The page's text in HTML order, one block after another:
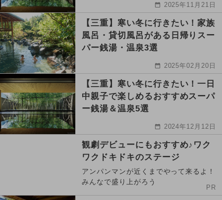
2025年11月21日
【三重】寒い冬に行きたい！家族
風呂・貸切風呂がある日帰りスー
パー銭湯・温泉3選
2025年02月20日
【三重】寒い冬に行きたい！一日
中親子で楽しめるおすすめスーパ
ー銭湯＆温泉5選
2024年12月12日
観劇デビューにもおすすめ♪ワク
ワクドキドキのステージ
アンパンマンが近くまでやって来るよ！
みんなで盛り上がろう
PR